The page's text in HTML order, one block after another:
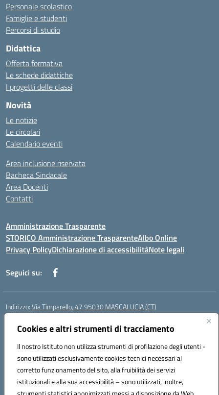
Cookies e altri strumenti di tracciamento
Il nostro Istituto non utilizza strumenti di profilazione degli utenti -
sono utilizzati esclusivamente cookies tecnici necessari al
corretto funzionamento del sito, alla fruibilità dei servizi
istituzionali e alla sua accessibilità – sono utilizzati, inoltre,
Personale scolastico
Famiglie e studenti
Percorsi di studio
Didattica
Offerta formativa
Le schede didattiche
I progetti delle classi
Novità
Le notizie
Le circolari
Calendario eventi
Area inclusione riservata
Bacheca Sindacale
Area Docenti
Contatti
Amministrazione Trasparente
STORICO Amministrazione TrasparenteAlbo Online
Privacy PolicyDichiarazione di accessibilitàNote legali
Seguici su:
Indirizzo:Via Timparello, 47 95030 MASCALUCIA (CT)
Centralino:
Posta elettronica certificata (PEC):ctic8bc002@pec.istruzione.it
Codice fiscale: 93238350875
Codice meccanografico:ctic8bc002
Codice Indice delle Pubbliche Amministrazioni (IPA): istsc_ctic8bc002
Codice unico di fatturazione (CUF): 2PO2JW